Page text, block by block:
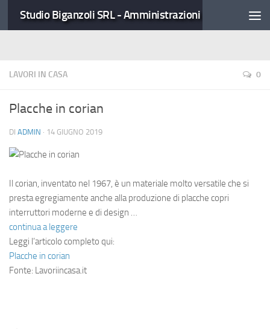
LAVORI IN CASA 0
Placche in corian
DI ADMIN · 14 GIUGNO 2019
Il corian, inventato nel 1967, è un materiale molto versatile che si
presta egregiamente anche alla produzione di placche copri
interruttori moderne e di design …
continua a leggere
Leggi l’articolo completo qui:
Placche in corian
Fonte: Lavoriincasa.it